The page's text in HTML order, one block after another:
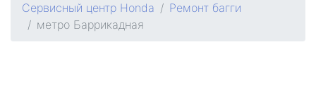
Сервисный центр Honda
Ремонт багги
метро Баррикадная